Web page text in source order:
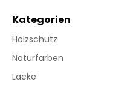
Kategorien
Holzschutz
Naturfarben
Lacke